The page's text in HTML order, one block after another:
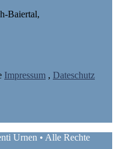
Baiertal,
Impressum , Dateschutz
Urnen • Alle Rechte